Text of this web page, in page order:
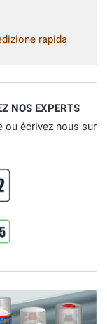
rapida
NOS EXPERTS
ou écrivez-nous sur